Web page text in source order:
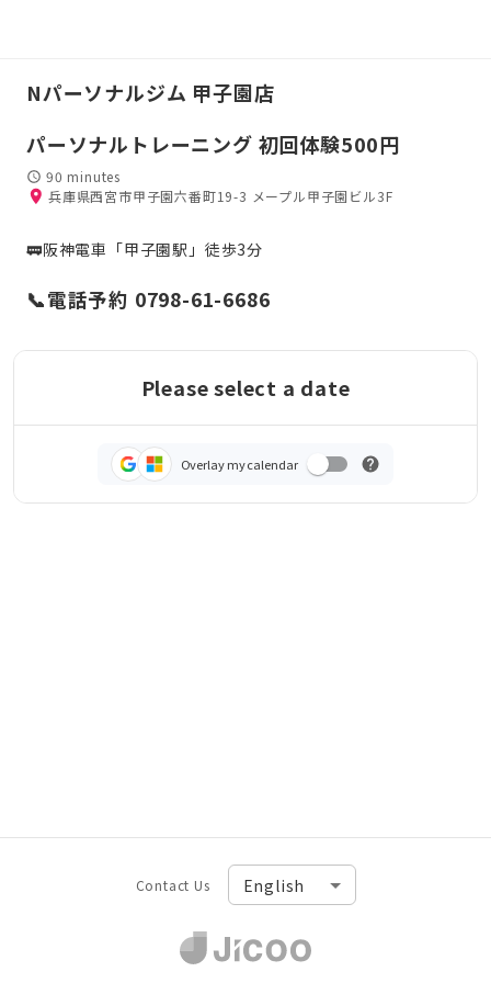
Nパーソナルジム 甲子園店
パーソナルトレーニング 初回体験500円
90 minutes
兵庫県西宮市甲子園六番町19-3 メープル甲子園ビル3F
🚃阪神電車「甲子園駅」徒歩3分
📞電話予約 0798-61-6686
Please select a date
Overlay my calendar
Contact Us